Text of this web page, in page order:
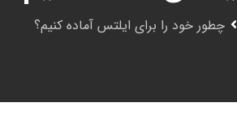
چطور خود را برای ایلتس آماده کنیم؟